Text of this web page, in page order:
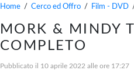
Home / Cerco ed Offro / Film - DVD
MORK & MINDY
COMPLETO
Pubblicato il 10 aprile 2022 alle ore 17:27